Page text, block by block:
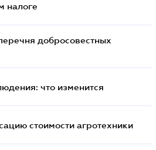
налоге
добросовестных
что изменится
стоимости агротехники